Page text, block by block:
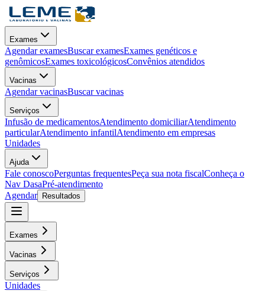
Exames
Agendar examesBuscar examesExames genéticos e
genômicosExames toxicológicosConvênios atendidos
Vacinas
Agendar vacinasBuscar vacinas
Serviços
Infusão de medicamentosAtendimento domiciliarAtendimento
particularAtendimento infantilAtendimento em empresas
Unidades
Ajuda
Fale conoscoPerguntas frequentesPeça sua nota fiscalConheça o
Nav DasaPré-atendimento
Agendar
Resultados
Exames
Vacinas
Serviços
Unidades